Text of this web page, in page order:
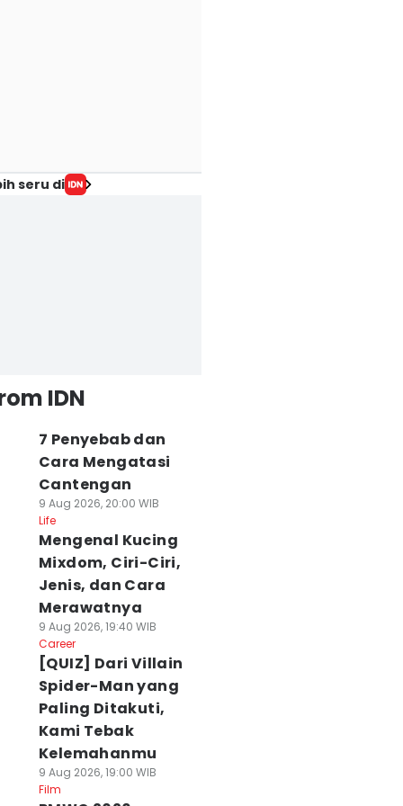
seru di
IDN
7 Penyebab dan
Cara Mengatasi
Cantengan
9 Aug 2026, 20:00 WIB
Life
Mengenal Kucing
Mixdom, Ciri-Ciri,
Jenis, dan Cara
Merawatnya
9 Aug 2026, 19:40 WIB
Career
[QUIZ] Dari Villain
Spider-Man yang
Paling Ditakuti,
Kami Tebak
Kelemahanmu
9 Aug 2026, 19:00 WIB
Film